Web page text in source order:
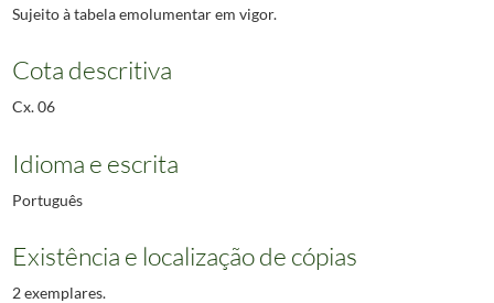
Sujeito à tabela emolumentar em vigor.
Cota descritiva
Cx. 06
Idioma e escrita
Português
Existência e localização de cópias
2 exemplares.